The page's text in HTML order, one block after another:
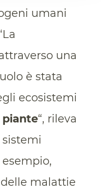
umani
una
è stata
ecosistemi
piante“, rileva
sistemi
delle malattie